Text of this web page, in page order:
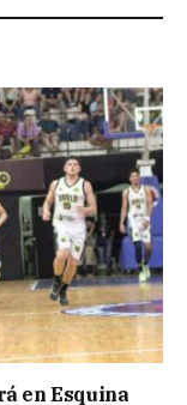
en Esquina